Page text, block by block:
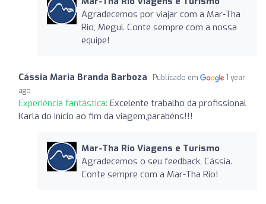
Agradecemos por viajar com a Mar-Tha
Rio, Megui. Conte sempre com a nossa
equipe!
Cássia Maria Branda Barboza Publicado em
1 year
ago
Experiência fantástica: Excelente trabalho da profissional
Karla do início ao fim da viagem,parabéns!!!
Mar-Tha Rio Viagens e Turismo
Agradecemos o seu feedback, Cássia.
Conte sempre com a Mar-Tha Rio!